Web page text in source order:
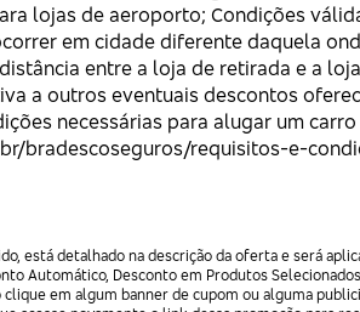
lojas de aeroporto; Condições
em cidade diferente daquela
entre a loja de retirada e a
a outros eventuais descontos
necessárias para alugar um
bradescoseguros/requisitos-e-
está detalhado na descrição da oferta e será
Automático, Desconto em Produtos
clique em algum banner de cupom ou alguma